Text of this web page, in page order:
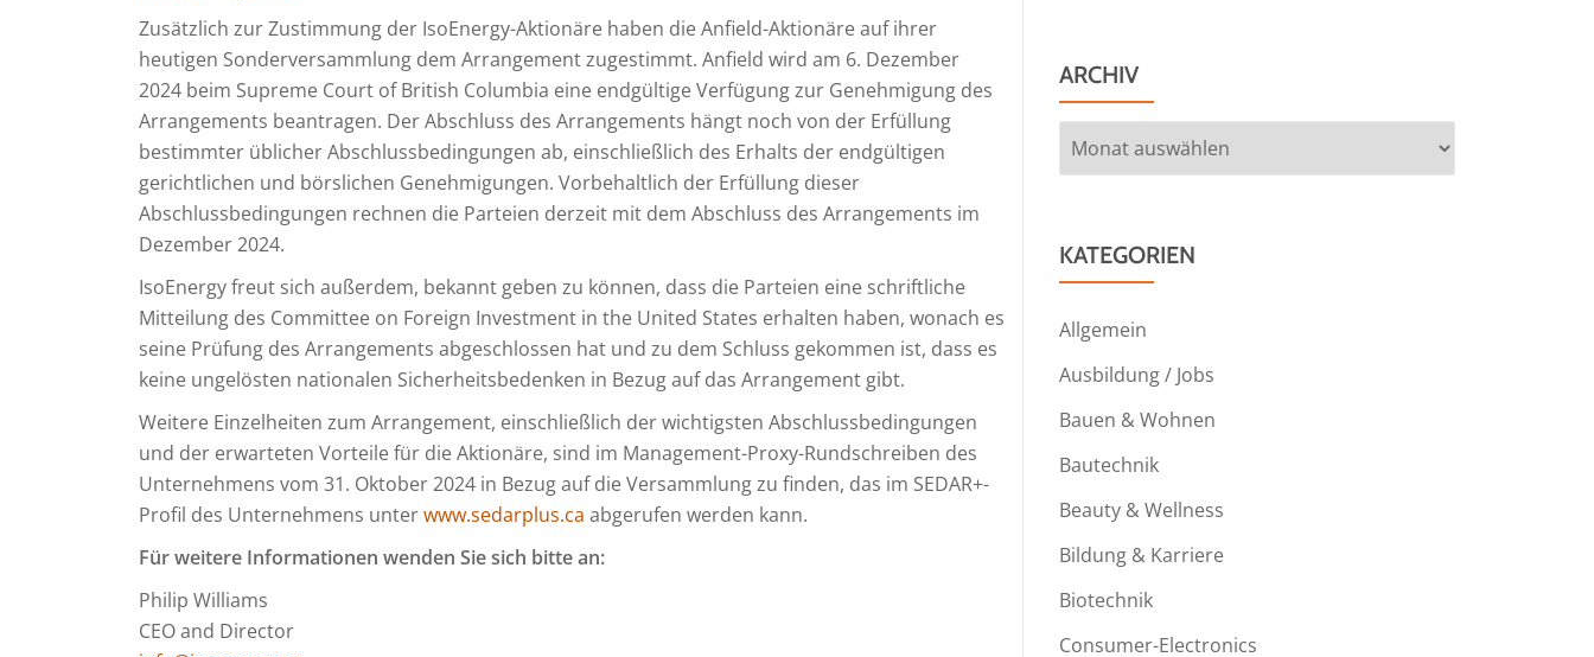
Zusätzlich zur Zustimmung der IsoEnergy-Aktionäre haben die Anfield-Aktionäre auf ihrer
heutigen Sonderversammlung dem Arrangement zugestimmt. Anfield wird am 6. Dezember
2024 beim Supreme Court of British Columbia eine endgültige Verfügung zur Genehmigung des
Arrangements beantragen. Der Abschluss des Arrangements hängt noch von der Erfüllung
bestimmter üblicher Abschlussbedingungen ab, einschließlich des Erhalts der endgültigen
gerichtlichen und börslichen Genehmigungen. Vorbehaltlich der Erfüllung dieser
Abschlussbedingungen rechnen die Parteien derzeit mit dem Abschluss des Arrangements im
Dezember 2024.
IsoEnergy freut sich außerdem, bekannt geben zu können, dass die Parteien eine schriftliche
Mitteilung des Committee on Foreign Investment in the United States erhalten haben, wonach es
seine Prüfung des Arrangements abgeschlossen hat und zu dem Schluss gekommen ist, dass es
keine ungelösten nationalen Sicherheitsbedenken in Bezug auf das Arrangement gibt.
Weitere Einzelheiten zum Arrangement, einschließlich der wichtigsten Abschlussbedingungen
und der erwarteten Vorteile für die Aktionäre, sind im Management-Proxy-Rundschreiben des
Unternehmens vom 31. Oktober 2024 in Bezug auf die Versammlung zu finden, das im SEDAR+-
Profil des Unternehmens unterwww.sedarplus.ca abgerufen werden kann.
Für weitere Informationen wenden Sie sich bitte an:
Philip Williams
CEO and Director
ARCHIV
Archiv
KATEGORIEN
Allgemein
Ausbildung / Jobs
Bauen & Wohnen
Bautechnik
Beauty & Wellness
Bildung & Karriere
Biotechnik
Consumer-Electronics